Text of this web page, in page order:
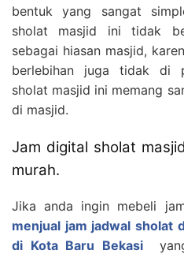
bentuk yang sangat
sholat masjid ini tidak
sebagai hiasan masjid,
berlebihan juga tidak di
sholat masjid ini memang
di masjid.
Jam digital sholat
murah.
Jika anda ingin mebeli
menjual jam jadwal sholat
di Kota Baru Bekasiyang